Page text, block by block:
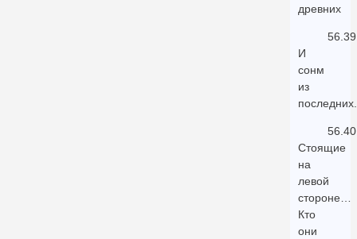
древних
56.39
И
сонм
из
последних.
56.40
Стоящие
на
левой
стороне…
Кто
они